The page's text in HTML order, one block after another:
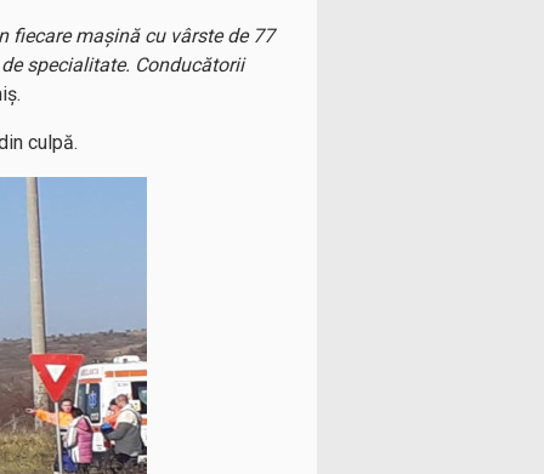
fiecare mașină cu vârste de 77
specialitate. Conducătorii
culpă.